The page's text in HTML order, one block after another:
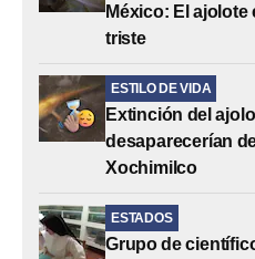
México: El ajolote
triste
ESTILO DE VIDA
Extinción del
desaparecerían
Xochimilco
ESTADOS
Grupo de